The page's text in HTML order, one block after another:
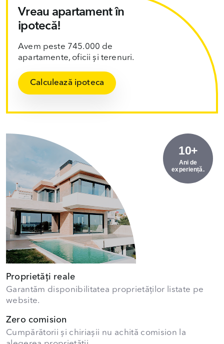
Vreau apartament în
ipotecă!
Avem peste 745.000 de
apartamente, oficii și terenuri.
Calculează ipoteca
10+
Ani de
experiență.
Proprietăți reale
Garantăm disponibilitatea proprietăților listate pe
website.
Zero comision
Cumpărătorii și chiriașii nu achită comision la